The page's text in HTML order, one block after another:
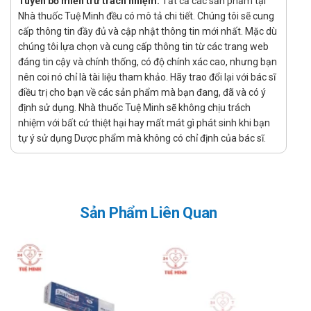
lần/ tuần.
Nếu thuốc có tác dụng thì thường bệnh có cải thiện
trong vòng 2 tuần.
Điều trị bệnh Hodgkin:
Bleomycin được dùng phối hợp với doxorubicin,
vinblastin và dacarbazin (phác đồ ABVD). Cần dùng
liều thăm dò 2 đơn vị USP trong hai liều đầu. Nếu
không có phản ứng cấp xảy ra trong vòng 4 – 6 giờ
thì có thể dùng liều theo phác đồ. Người lớn: 0,25 –
2 lần/ tuần. Khi kích thước khối u giảm được 50% thì
có thể dùng liều duy trì 1 đơn vị USP/ ngày hoặc 5
thuốc có tác dụng thì thường bệnh có cải thiện
Điều trị tràn dịch màng phổi:
Nhà thuốc Tuệ Minh đều có mô tả chi tiết. Chúng tôi sẽ cung
cấp thông tin đầy đủ và cập nhật thông tin mới nhất. Mặc dù
chúng tôi lựa chọn và cung cấp thông tin từ các trang web
đáng tin cậy và chính thống, có độ chính xác cao, nhưng bạn
nên coi nó chỉ là tài liệu tham khảo. Hãy trao đổi lại với bác sĩ
điều trị cho bạn về các sản phẩm mà bạn đang, đã và có ý
định sử dụng. Nhà thuốc Tuệ Minh sẽ không chịu trách
nhiệm với bất cứ thiệt hại hay mất mát gì phát sinh khi bạn
tự ý sử dụng Dược phẩm mà không có chỉ định của bác sĩ.
Sản Phẩm Liên Quan